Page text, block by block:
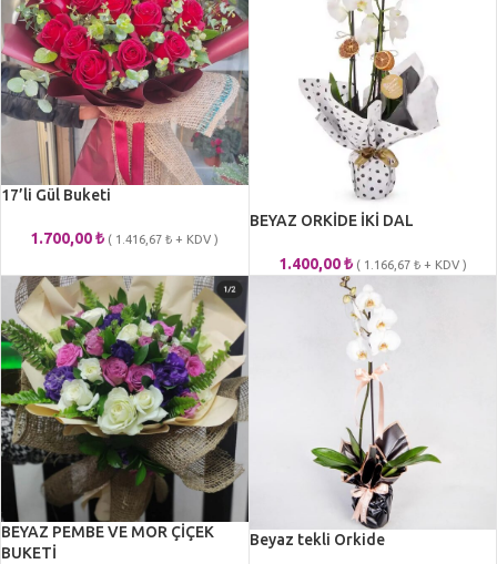
17’li Gül Buketi
1.700,00₺ ( 1.416,67₺ + KDV )
BEYAZ ORKİDE İKİ DAL
1.400,00₺ ( 1.166,67 ₺+ KDV )
BEYAZ PEMBE VE MOR ÇİÇEK
BUKETİ
Beyaz tekli Orkide